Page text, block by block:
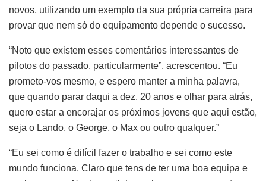
novos, utilizando um exemplo da sua própria carreira para
provar que nem só do equipamento depende o sucesso.
“Noto que existem esses comentários interessantes de
pilotos do passado, particularmente”, acrescentou. “Eu
prometo-vos mesmo, e espero manter a minha palavra,
que quando parar daqui a dez, 20 anos e olhar para atrás,
quero estar a encorajar os próximos jovens que aqui estão,
seja o Lando, o George, o Max ou outro qualquer.”
“Eu sei como é difícil fazer o trabalho e sei como este
mundo funciona. Claro que tens de ter uma boa equipa e